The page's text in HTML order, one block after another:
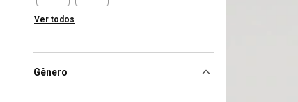
Ver todos
Gênero